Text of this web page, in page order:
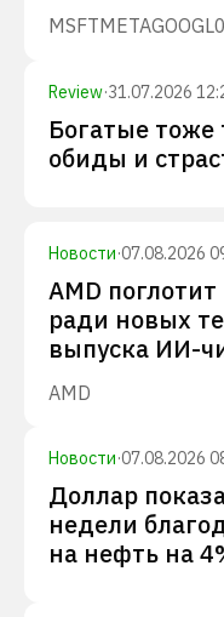
MSFTMETAGOOGL
Review·31.07.2026
Богатые тоже
обиды и
Новости·07.08.2026
AMD
ради новых
выпуска ИИ-
AMD
Новости·07.08.2026
Доллар
недели
на нефть на